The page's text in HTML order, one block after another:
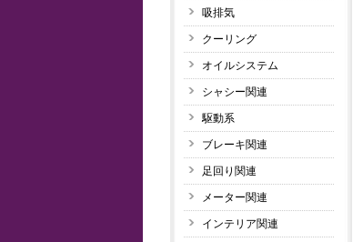
吸排気
クーリング
オイルシステム
シャシー関連
駆動系
ブレーキ関連
足回り関連
メーター関連
インテリア関連